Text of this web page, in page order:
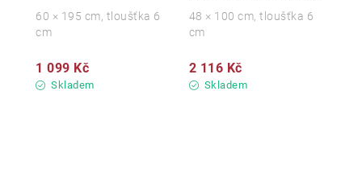
Skladem
1 099 Kč
60 × 195 cm, tloušťka 6
cm
Skladem
2 116 Kč
48 × 100 cm, tloušťka 6
cm